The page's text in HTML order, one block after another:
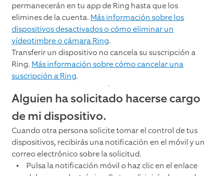
permanecerán en tu app de Ring hasta que los
elimines de la cuenta. Más información sobre los
dispositivos desactivados o cómo eliminar un
vídeotimbre o cámara Ring.
Transferir un dispositivo no cancela su suscripción a
Ring. Más información sobre cómo cancelar una
suscripción a Ring.
Alguien ha solicitado hacerse cargo
de mi dispositivo.
Cuando otra persona solicite tomar el control de tus
dispositivos, recibirás una notificación en el móvil y un
correo electrónico sobre la solicitud.
Pulsa la notificación móvil o haz clic en el enlace